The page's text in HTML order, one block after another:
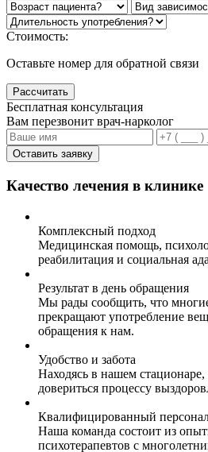
Стоимость:
Оставьте номер для обратной связи
Рассчитать
Бесплатная консультация
Вам перезвонит врач-нарколог
Оставить заявку
Качество лечения в клинике
Комплексный подход
Медицинская помощь,
реабилитация и социальная
Результат в день обращения
Мы рады сообщить, что
прекращают употребление
обращения к нам.
Удобство и забота
Находясь в нашем
довериться процессу
Квалифицированный
Наша команда состоит из
психотерапевтов с